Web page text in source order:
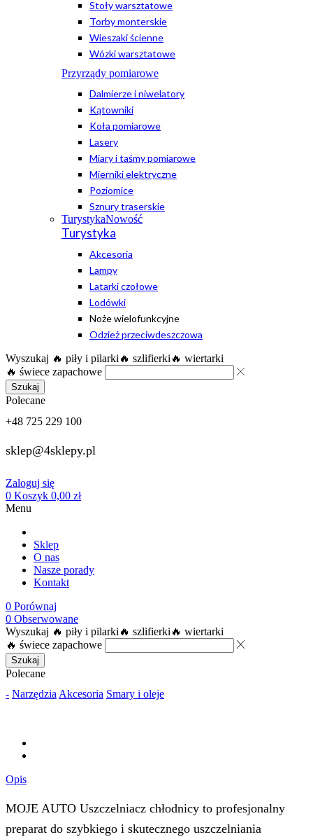
Stoły warsztatowe
Torby monterskie
Wieszaki ścienne
Wózki warsztatowe
Przyrządy pomiarowe
Dalmierze i niwelatory
Kątowniki
Koła pomiarowe
Lasery
Miary i taśmy pomiarowe
Mierniki elektryczne
Poziomice
Sznury traserskie
TurystykaNowość
Turystyka
Akcesoria
Lampy
Latarki czołowe
Lodówki
Noże wielofunkcyjne
Odzież przeciwdeszczowa
Wyszukaj 🔥 piły i pilarki 🔥 szlifierki 🔥 wiertarki
🔥 świece zapachowe
Szukaj
Polecane
+48 725 229 100
sklep@4sklepy.pl
Zaloguj się
0 Koszyk 0,00 zł
Menu
Sklep
O nas
Nasze porady
Kontakt
0 Porównaj
0 Obserwowane
Wyszukaj 🔥 piły i pilarki 🔥 szlifierki 🔥 wiertarki
🔥 świece zapachowe
Szukaj
Polecane
- Narzędzia Akcesoria Smary i oleje
Opis
MOJE AUTO Uszczelniacz chłodnicy to profesjonalny
preparat do szybkiego i skutecznego uszczelniania